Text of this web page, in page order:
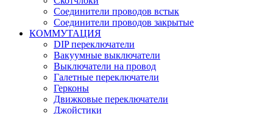
Соединители проводов встык
Соединители проводов закрытые
КОММУТАЦИЯ
DIP переключатели
Вакуумные выключатели
Выключатели на провод
Галетные переключатели
Герконы
Движковые переключатели
Джойстики